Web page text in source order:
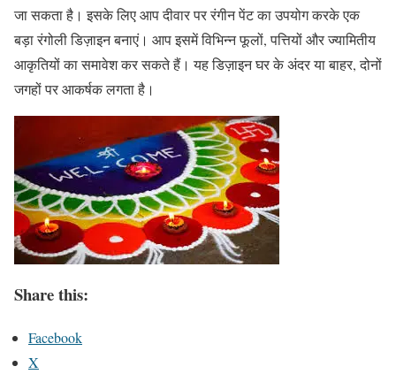
जा सकता है। इसके लिए आप दीवार पर रंगीन पेंट का उपयोग करके एक
बड़ा रंगोली डिज़ाइन बनाएं। आप इसमें विभिन्न फूलों, पत्तियों और ज्यामितीय
आकृतियों का समावेश कर सकते हैं। यह डिज़ाइन घर के अंदर या बाहर, दोनों
जगहों पर आकर्षक लगता है।
Share this:
Facebook
X